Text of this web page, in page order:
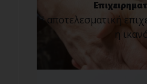
Η αποτελεσματική
η